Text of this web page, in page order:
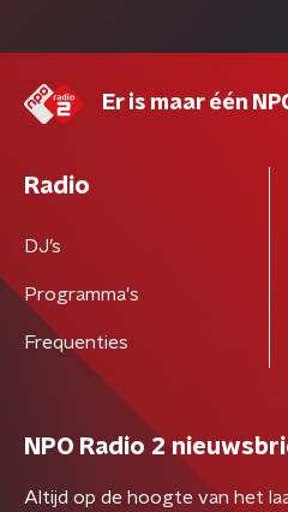
Er is maar één
Radio
DJ’s
Programma's
Frequenties
NPO Radio 2
Altijd op de hoogte van het